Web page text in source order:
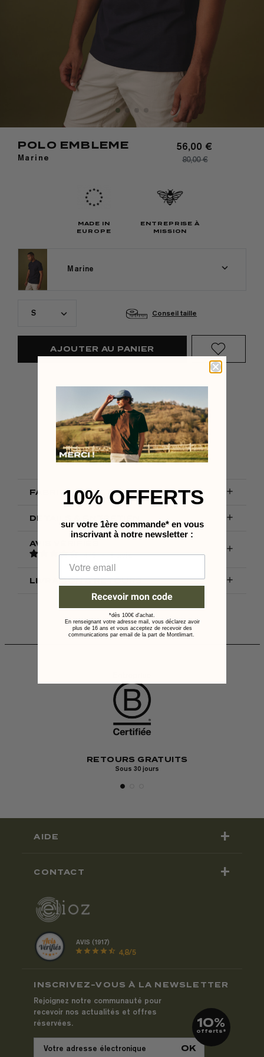
POLO EMBLEME
Marine
56,00 €
80,00 €
MADE IN
EUROPE
ENTREPRISE À
MISSION
Marine
S Conseil taille
AJOUTER AU PANIER
LIVRAISON OFFERTE
en France métropolitaine
FABRICATION & COMPOSITION 
DÉTAILS & ENTRETIEN 
AVIS VÉRIFIÉS
4/5- 1avis

LIVRAISON & RETOURS 
RETOURS GRATUITS
Sous 30 jours
AIDE +
CONTACT +
AVIS (1917)
star star star star star_half 4,8/5
INSCRIVEZ-VOUS À LA NEWSLETTER
Rejoignez notre communauté pour
recevoir nos actualités et offres
réservées.
10%
offerts*
10% OFFERTS
sur votre 1ère commande* en vous
inscrivant à notre newsletter :
Recevoir mon code
*dès 100€ d'achat.
En renseignant votre adresse mail, vous déclarez avoir
plus de 16 ans et vous acceptez de recevoir des
communications par email de la part de Montlimart.